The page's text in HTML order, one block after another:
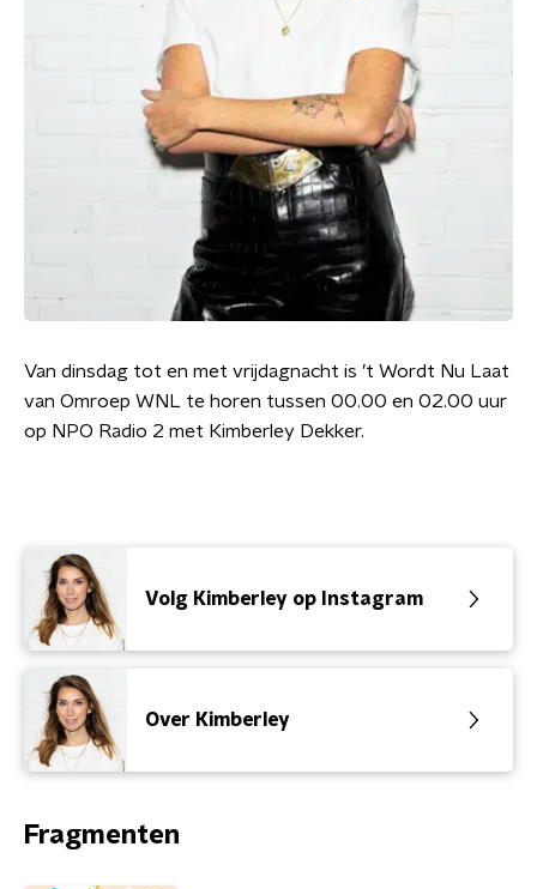
Van dinsdag tot en met vrijdagnacht is ’t Wordt Nu Laat
van Omroep WNL te horen tussen 00.00 en 02.00 uur
op NPO Radio 2 met Kimberley Dekker.
Volg Kimberley op Instagram
Over Kimberley
Fragmenten